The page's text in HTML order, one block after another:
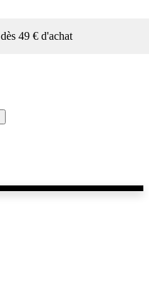
dès 49 € d'achat